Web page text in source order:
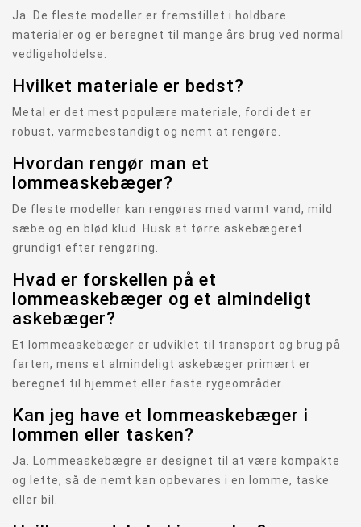
Ja. De fleste modeller er fremstillet i holdbare
materialer og er beregnet til mange års brug ved normal
vedligeholdelse.
Hvilket materiale er bedst?
Metal er det mest populære materiale, fordi det er
robust, varmebestandigt og nemt at rengøre.
Hvordan rengør man et
lommeaskebæger?
De fleste modeller kan rengøres med varmt vand, mild
sæbe og en blød klud. Husk at tørre askebægeret
grundigt efter rengøring.
Hvad er forskellen på et
lommeaskebæger og et almindeligt
askebæger?
Et lommeaskebæger er udviklet til transport og brug på
farten, mens et almindeligt askebæger primært er
beregnet til hjemmet eller faste rygeområder.
Kan jeg have et lommeaskebæger i
lommen eller tasken?
Ja. Lommeaskebægre er designet til at være kompakte
og lette, så de nemt kan opbevares i en lomme, taske
eller bil.